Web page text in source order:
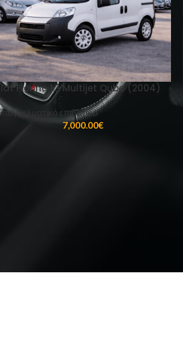
Fiorino 1.3 Multijet Qubo (2004)
επιβατικό
7,000.00€